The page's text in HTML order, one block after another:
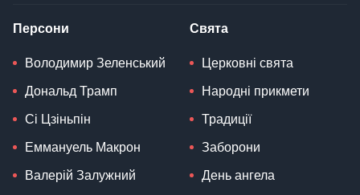
Персони
Володимир Зеленський
Дональд Трамп
Сі Цзіньпін
Еммануель Макрон
Валерій Залужний
Свята
Церковні свята
Народні прикмети
Традиції
Заборони
День ангела